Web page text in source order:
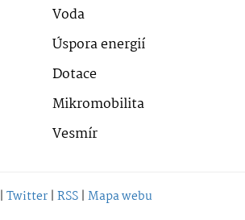
Voda
Úspora energií
Dotace
Mikromobilita
Vesmír
| Twitter | RSS | Mapa webu